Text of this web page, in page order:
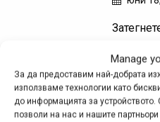
Manage
За да предоставим най-добрата
използваме технологии като
до информацията за
позволи на нас и нашите
юли